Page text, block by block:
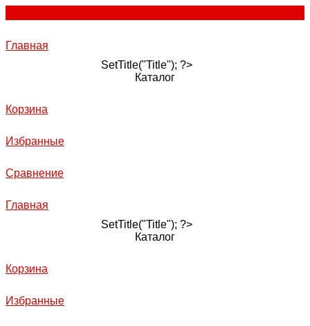
Главная
SetTitle("Title"); ?>
Каталог
Корзина
Избранные
Сравнение
Главная
SetTitle("Title"); ?>
Каталог
Корзина
Избранные